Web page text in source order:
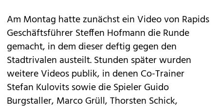
Am Montag hatte zunächst ein Video von Rapids
Geschäftsführer Steffen Hofmann die Runde
gemacht, in dem dieser deftig gegen den
Stadtrivalen austeilt. Stunden später wurden
weitere Videos publik, in denen Co-Trainer
Stefan Kulovits sowie die Spieler Guido
Burgstaller, Marco Grüll, Thorsten Schick,